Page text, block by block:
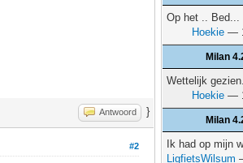
Antwoord }
#2
Op het .. Bed...
Hoekie —
Milan
Wettelijk
Hoekie —
Milan
Ik had op mijn
LigfietsWilsum